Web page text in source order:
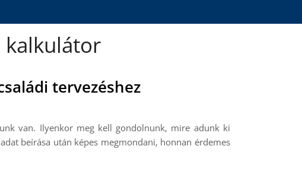
kalkulátor
tervezéshez
van. Ilyenkor meg kell gondolnunk, mire adunk ki
beírása után képes megmondani, honnan érdemes